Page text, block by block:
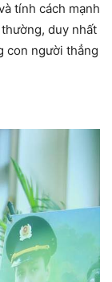
tính cách mạnh
duy nhất
con người thẳng